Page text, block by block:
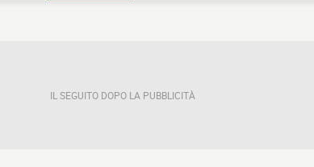
IL SEGUITO DOPO LA PUBBLICITÀ